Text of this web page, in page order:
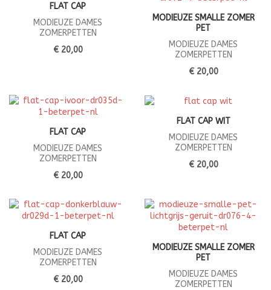
FLAT CAP
MODIEUZE DAMES
ZOMERPETTEN
€ 20,00
MODIEUZE SMALLE ZOMER
PET
MODIEUZE DAMES
ZOMERPETTEN
€ 20,00
FLAT CAP
MODIEUZE DAMES
ZOMERPETTEN
€ 20,00
FLAT CAP WIT
MODIEUZE DAMES
ZOMERPETTEN
€ 20,00
FLAT CAP
MODIEUZE DAMES
ZOMERPETTEN
€ 20,00
MODIEUZE SMALLE ZOMER
PET
MODIEUZE DAMES
ZOMERPETTEN